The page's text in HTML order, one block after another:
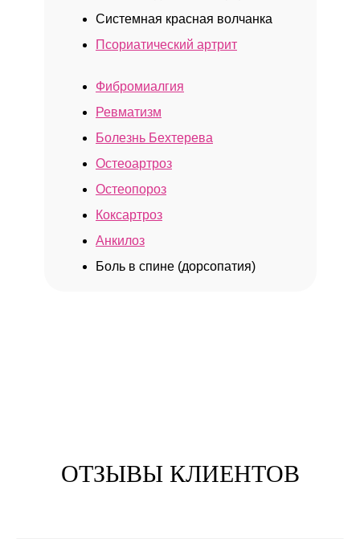
Фибромиалгия
Ревматизм
Болезнь Бехтерева
Остеоартроз
Остеопороз
Коксартроз
Анкилоз
Боль в спине (дорсопатия)
Системная красная волчанка
Псориатический артрит
ОТЗЫВЫ КЛИЕНТОВ
Клиника у м. «Бауманская»